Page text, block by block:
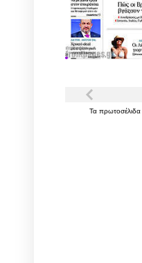
Τα πρωτοσέλιδα